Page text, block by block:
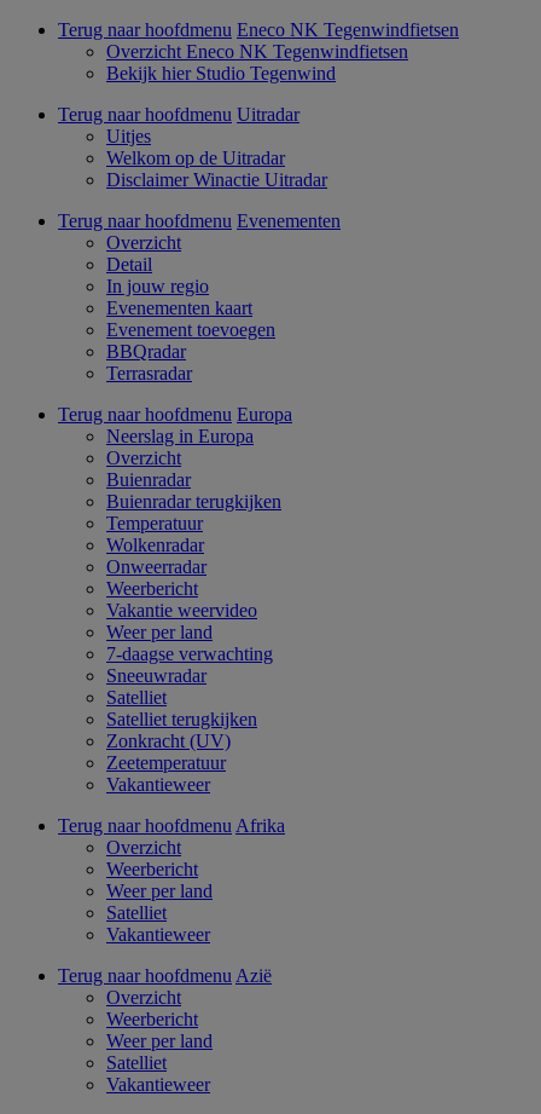
Terug naar hoofdmenu Eneco NK Tegenwindfietsen
Overzicht Eneco NK Tegenwindfietsen
Bekijk hier Studio Tegenwind
Terug naar hoofdmenu Uitradar
Uitjes
Welkom op de Uitradar
Disclaimer Winactie Uitradar
Terug naar hoofdmenu Evenementen
Overzicht
Detail
In jouw regio
Evenementen kaart
Evenement toevoegen
BBQradar
Terrasradar
Terug naar hoofdmenu Europa
Neerslag in Europa
Overzicht
Buienradar
Buienradar terugkijken
Temperatuur
Wolkenradar
Onweerradar
Weerbericht
Vakantie weervideo
Weer per land
7-daagse verwachting
Sneeuwradar
Satelliet
Satelliet terugkijken
Zonkracht (UV)
Zeetemperatuur
Vakantieweer
Terug naar hoofdmenu Afrika
Overzicht
Weerbericht
Weer per land
Satelliet
Vakantieweer
Terug naar hoofdmenu Azië
Overzicht
Weerbericht
Weer per land
Satelliet
Vakantieweer